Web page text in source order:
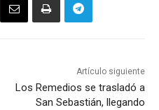
Artículo siguiente
Los Remedios se trasladó a
San Sebastián, llegando